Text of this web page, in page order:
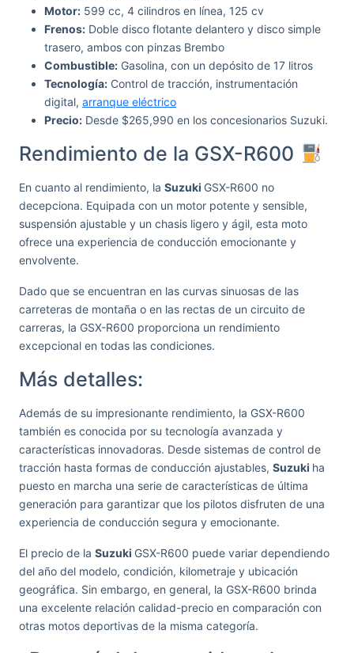
Motor: 599 cc, 4 cilindros en línea, 125 cv
Frenos: Doble disco flotante delantero y disco simple
trasero, ambos con pinzas Brembo
Combustible: Gasolina, con un depósito de 17 litros
Tecnología: Control de tracción, instrumentación
digital, arranque eléctrico
Precio: Desde $265,990 en los concesionarios Suzuki.
Rendimiento de la GSX-R600
En cuanto al rendimiento, la Suzuki GSX-R600 no
decepciona. Equipada con un motor potente y sensible,
suspensión ajustable y un chasis ligero y ágil, esta moto
ofrece una experiencia de conducción emocionante y
envolvente.
Dado que se encuentran en las curvas sinuosas de las
carreteras de montaña o en las rectas de un circuito de
carreras, la GSX-R600 proporciona un rendimiento
excepcional en todas las condiciones.
Más detalles:
Además de su impresionante rendimiento, la GSX-R600
también es conocida por su tecnología avanzada y
características innovadoras. Desde sistemas de control de
tracción hasta formas de conducción ajustables, Suzuki ha
puesto en marcha una serie de características de última
generación para garantizar que los pilotos disfruten de una
experiencia de conducción segura y emocionante.
El precio de la Suzuki GSX-R600 puede variar dependiendo
del año del modelo, condición, kilometraje y ubicación
geográfica. Sin embargo, en general, la GSX-R600 brinda
una excelente relación calidad-precio en comparación con
otras motos deportivas de la misma categoría.